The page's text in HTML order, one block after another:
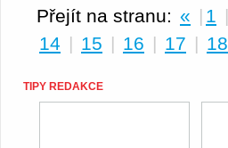
Přejít na stranu: « | 1 |
14 | 15 | 16 | 17 | 18
TIPY REDAKCE